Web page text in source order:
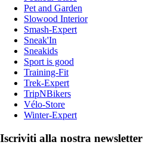
Pet and Garden
Slowood Interior
Smash-Expert
Sneak'In
Sneakids
Sport is good
Training-Fit
Trek-Expert
TripNBikers
Vélo-Store
Winter-Expert
Iscriviti alla nostra newsletter